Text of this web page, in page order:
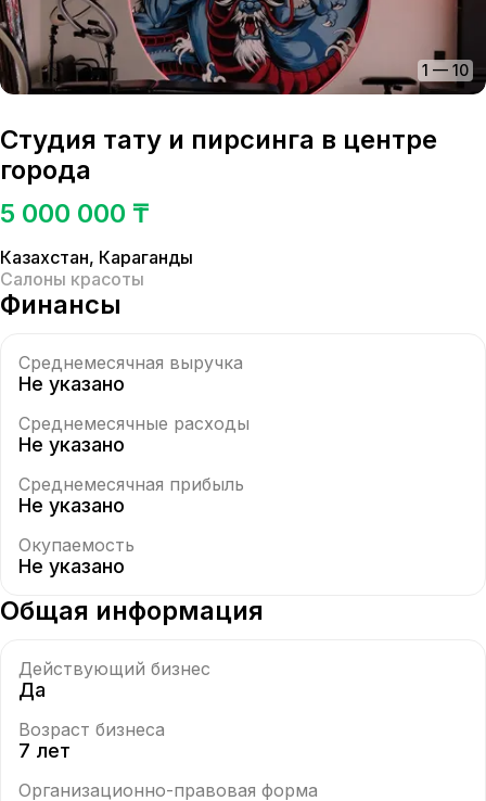
1 — 10
Студия тату и пирсинга в центре
города
5 000 000 ₸
Казахстан, Караганды
Салоны красоты
Финансы
Среднемесячная выручка
Не указано
Среднемесячные расходы
Не указано
Среднемесячная прибыль
Не указано
Окупаемость
Не указано
Общая информация
Действующий бизнес
Да
Возраст бизнеса
7 лет
Организационно-правовая форма